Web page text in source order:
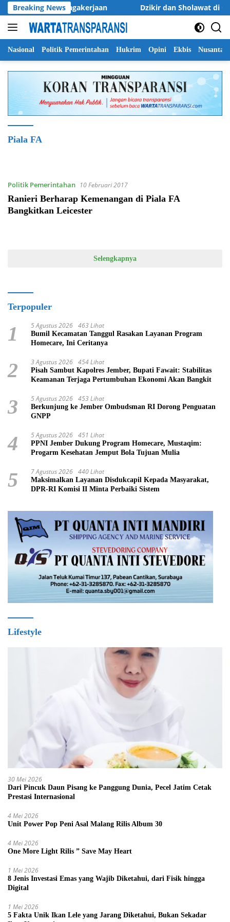
Langsung
ke
konten
Breaking News
Layanan Ketenagakerjaan Dzikir dan Sholawat di
Nasional Politik Pemerintahan Hukrim Opini Ekbis Nusantara
Piala FA
Politik Pemerintahan 10 Februari 2017
Ranieri Berharap Kemenangan di Piala FA
Bangkitkan Leicester
Selengkapnya
Terpopuler
1 5 Agustus 2026 463 Lihat
Bumil Kecamatan Tanggul Rasakan Layanan Program
Homecare, Ini Ceritanya
2 3 Agustus 2026 454 Lihat
Pisah Sambut Kapolres Jember, Bupati Fawait: Stabilitas
Keamanan Terjaga Pertumbuhan Ekonomi Akan Bangkit
3 5 Agustus 2026 453 Lihat
Berkunjung ke Jember Ombudsman RI Dorong Penguatan
GNPP
4 5 Agustus 2026 451 Lihat
PPNI Jember Dukung Program Homecare, Mustaqim:
Progarm Kesehatan Jemput Bola Tujuan Mulia
5 7 Agustus 2026 440 Lihat
Maksimalkan Layanan Disdukcapil Kepada Masyarakat,
DPR-RI Komisi II Minta Perbaiki Sistem
Lifestyle
30 Mei 2026
Dari Pincuk Daun Pisang ke Panggung Dunia, Pecel Jatim Cetak
Prestasi Internasional
4 Mei 2026
Unit Power Pop Peni Asal Malang Rilis Album 30
4 Mei 2026
One More Light Rilis ” Save May Heart
1 Mei 2026
8 Jenis Investasi Emas yang Wajib Diketahui, dari Fisik hingga
Digital
1 Mei 2026
5 Fakta Unik Ikan Lele yang Jarang Diketahui, Bukan Sekadar